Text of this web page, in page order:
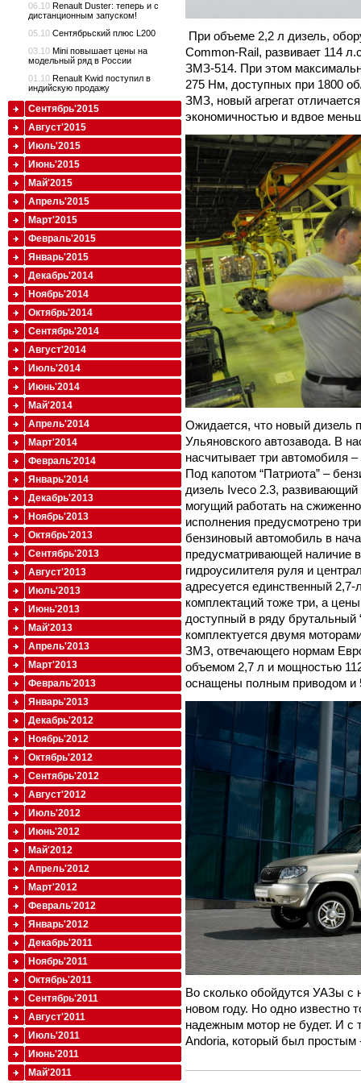
При объеме 2,2 л дизель,
Common-Rail, развивает 114
ЗМЗ-514. При этом
275 Нм, доступных при 1800
ЗМЗ, новый агрегат
экономичностью и вдвое
Ожидается, что новый дизель
Ульяновского автозавода. В
насчитывает три автомобиля
Под капотом “Патриота” –
дизель Iveco 2.3,
могущий работать на
исполнения предусмотрено
бензиновый автомобиль в
предусматривающей наличие
гидроусилителя руля и
адресуется единственный
комплектаций тоже три, а
доступный в ряду брутальный
комплектуется двумя
ЗМЗ, отвечающего нормам
объемом 2,7 л и мощностью
оснащены полным приводом и
Во сколько обойдутся УАЗы
новом году. Но одно известно
надежным мотор не будет. И с
Andoria, который был
06.10 Renault Duster: теперь и с
дистанционным запуском!
05.10 Сентябрьский плюс L200
03.10 Mini повышает цены на
модельный ряд в России
01.10 Renault Kwid поступил в
индийскую продажу
Сентябрь'2015
Август'2015
Июль'2015
Июнь'2015
Май'2015
Апрель'2015
Март'2015
Февраль'2015
Январь'2015
Декабрь'2014
Ноябрь'2014
Октябрь'2014
Сентябрь'2014
Август'2014
Июль'2014
Июнь'2014
Май'2014
Апрель'2014
Март'2014
Февраль'2014
Январь'2014
Декабрь'2013
Ноябрь'2013
Октябрь'2013
Сентябрь'2013
Август'2013
Июль'2013
Июнь'2013
Май'2013
Апрель'2013
Март'2013
Февраль'2013
Январь'2013
Декабрь'2012
Ноябрь'2012
Октябрь'2012
Сентябрь'2012
Август'2012
Июль'2012
Июнь'2012
Май'2012
Апрель'2012
Март'2012
Февраль'2012
Январь'2012
Декабрь'2011
Ноябрь'2011
Октябрь'2011
Сентябрь'2011
Август'2011
Июль'2011
Июнь'2011
Май'2011